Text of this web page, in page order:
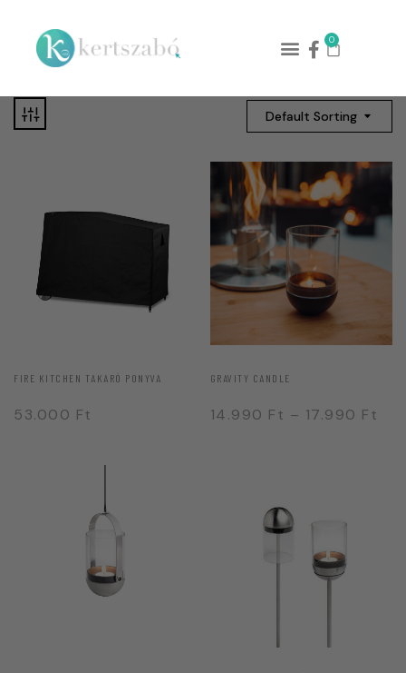
0
Default Sorting
FIRE KITCHEN TAKARÓ PONYVA
53.000 Ft
GRAVITY CANDLE
14.990 Ft – 17.990 Ft